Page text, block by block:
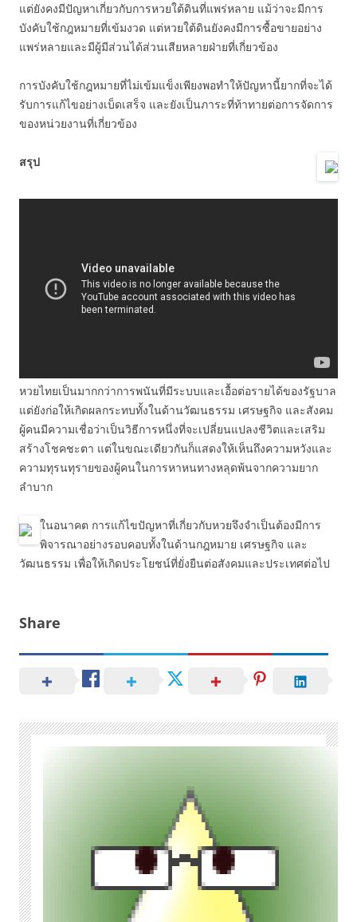
แต่ยังคงมีปัญหาเกี่ยวกับการหวยใต้ดินที่แพร่หลาย แม้ว่าจะมีการ
บังคับใช้กฎหมายที่เข้มงวด แต่หวยใต้ดินยังคงมีการซื้อขายอย่าง
แพร่หลายและมีผู้มีส่วนได้ส่วนเสียหลายฝ่ายที่เกี่ยวข้อง
การบังคับใช้กฎหมายที่ไม่เข้มแข็งเพียงพอทำให้ปัญหานี้ยากที่จะได้
รับการแก้ไขอย่างเบ็ดเสร็จ และยังเป็นภาระที่ท้าทายต่อการจัดการ
ของหน่วยงานที่เกี่ยวข้อง
สรุป
หวยไทยเป็นมากกว่าการพนันที่มีระบบและเอื้อต่อรายได้ของรัฐบาล
แต่ยังก่อให้เกิดผลกระทบทั้งในด้านวัฒนธรรม เศรษฐกิจ และสังคม
ผู้คนมีความเชื่อว่าเป็นวิธีการหนึ่งที่จะเปลี่ยนแปลงชีวิตและเสริม
สร้างโชคชะตา แต่ในขณะเดียวกันก็แสดงให้เห็นถึงความหวังและ
ความทุรนทุรายของผู้คนในการหาหนทางหลุดพ้นจากความยาก
ลำบาก
ในอนาคต การแก้ไขปัญหาที่เกี่ยวกับหวยจึงจำเป็นต้องมีการ
พิจารณาอย่างรอบคอบทั้งในด้านกฎหมาย เศรษฐกิจ และ
วัฒนธรรม เพื่อให้เกิดประโยชน์ที่ยั่งยืนต่อสังคมและประเทศต่อไป
Share